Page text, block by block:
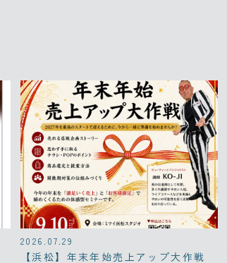
2026.07.29
【浜松】年末年始売上アップ大作戦